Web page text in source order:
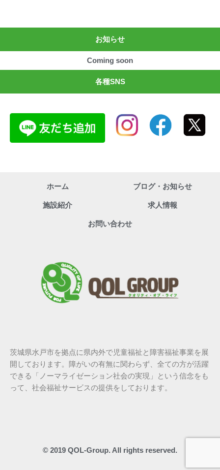
お知らせ
Coming soon
各種SNS
ホーム ブログ・お知らせ
施設紹介 求人情報
お問い合わせ
茨城県水戸市を拠点に県内外で児童福祉と障害福祉事業を展
開しております。障がいの有無に関わらず、全ての方が活躍
できる「ノーマライゼーション社会の実現」という信念をも
って、社会福祉サービスの提供をしております。
© 2019 QOL-Group. All rights reserved.